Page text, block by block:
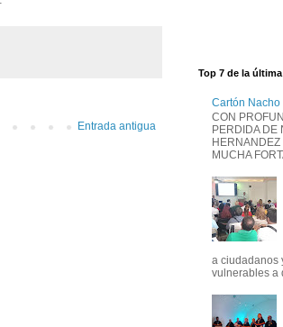
Entrada antigua
Top 7 de la
Cartón Nacho
CON
PERDIDA DE
MUCHA
a ciudadanos
vulnerables a